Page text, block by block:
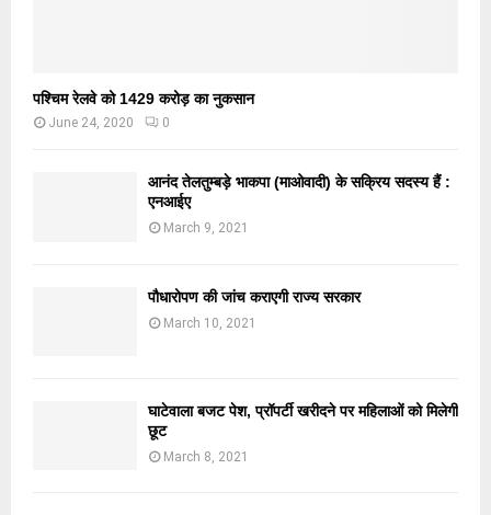
पश्चिम रेलवे को 1429 करोड़ का नुकसान
June 24, 2020 0
आनंद तेलतुम्बड़े भाकपा (माओवादी) के सक्रिय सदस्य हैं :
एनआईए
March 9, 2021
पौधारोपण की जांच कराएगी राज्य सरकार
March 10, 2021
घाटेवाला बजट पेश, प्रॉपर्टी खरीदने पर महिलाओं को मिलेगी
छूट
March 8, 2021